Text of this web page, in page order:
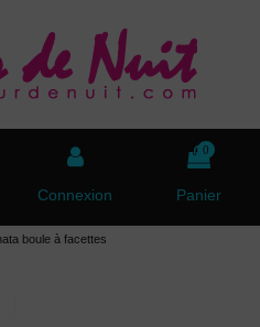
Connexion
0
Panier
boule à facettes